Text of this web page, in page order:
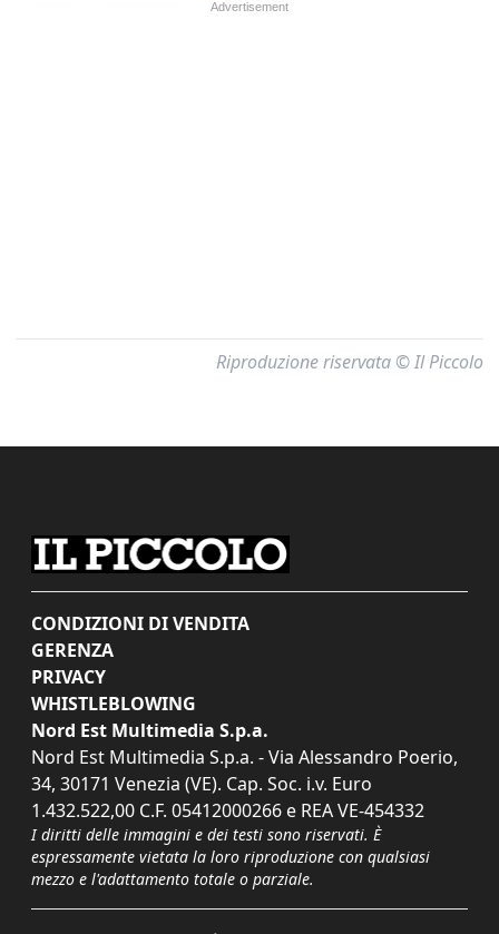
Riproduzione riservata © Il Piccolo
CONDIZIONI DI VENDITA
GERENZA
PRIVACY
WHISTLEBLOWING
Nord Est Multimedia S.p.a.
Nord Est Multimedia S.p.a. - Via Alessandro Poerio,
34, 30171 Venezia (VE). Cap. Soc. i.v. Euro
1.432.522,00 C.F. 05412000266 e REA VE-454332
I diritti delle immagini e dei testi sono riservati. È
espressamente vietata la loro riproduzione con qualsiasi
mezzo e l'adattamento totale o parziale.